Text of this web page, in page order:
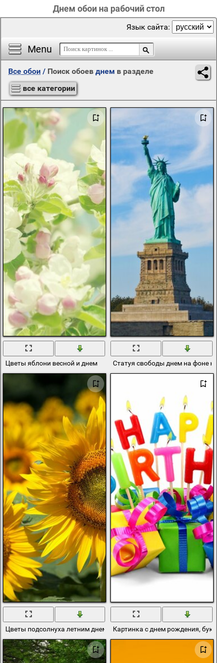
Днем обои на рабочий стол
Menu
Язык сайта:
Все обои / Поиск обоев днем в разделе
все категории
Цветы яблони весной и днем Статуя свободы днем на фоне
Цветы подсолнуха летним днем Картинка с днем рождения,